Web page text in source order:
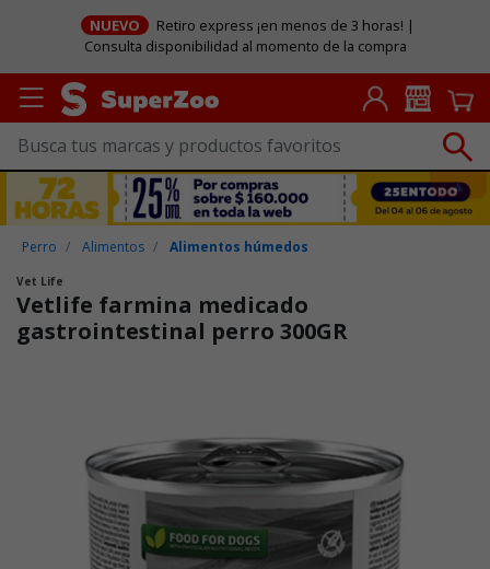
NUEVO
Retiro express ¡en menos de 3 horas! |
Consulta disponibilidad al momento de la compra
Perro Alimentos Alimentos húmedos
Vet Life
Vetlife farmina medicado
gastrointestinal perro 300GR